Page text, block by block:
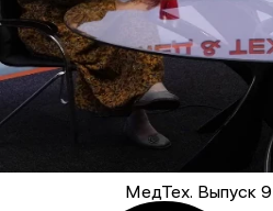
МедТех. Выпуск 9